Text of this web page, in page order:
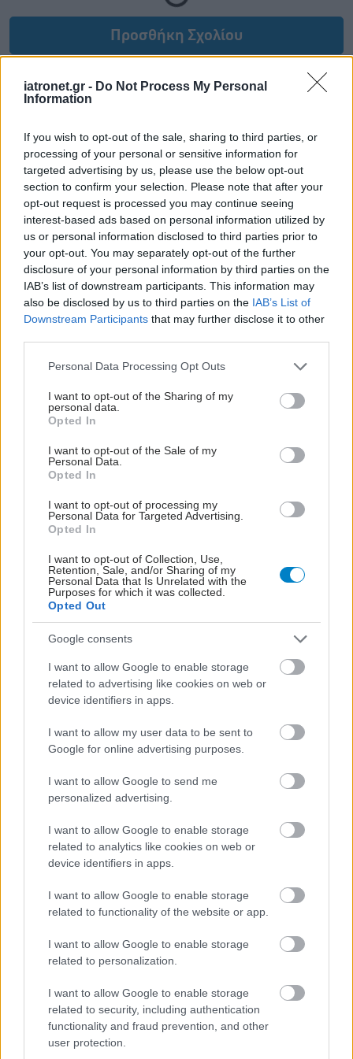
iatronet.gr - Do Not Process My Personal
Information
If you wish to opt-out of the sale, sharing to third parties, or
processing of your personal or sensitive information for
targeted advertising by us, please use the below opt-out
section to confirm your selection. Please note that after your
opt-out request is processed you may continue seeing
interest-based ads based on personal information utilized by
us or personal information disclosed to third parties prior to
your opt-out. You may separately opt-out of the further
disclosure of your personal information by third parties on the
IAB’s list of downstream participants. This information may
also be disclosed by us to third parties on the IAB’s List of
Downstream Participants that may further disclose it to other
Please note that this website/app uses one or more Google
not limited to your visit or usage behaviour. You may click to
grant or deny consent to Google and its third-party tags to
use your data for below specified purposes in below Google
consent section.
Personal Data Processing Opt Outs
I want to opt-out of the Sharing of my
personal data.
Opted In
I want to opt-out of the Sale of my
Personal Data.
Opted In
I want to opt-out of processing my
Personal Data for Targeted Advertising.
Opted In
I want to opt-out of Collection, Use,
Retention, Sale, and/or Sharing of my
Personal Data that Is Unrelated with the
Purposes for which it was collected.
Opted Out
Google consents
I want to allow Google to enable storage
related to advertising like cookies on web or
device identifiers in apps.
I want to allow my user data to be sent to
Google for online advertising purposes.
I want to allow Google to send me
personalized advertising.
I want to allow Google to enable storage
related to analytics like cookies on web or
device identifiers in apps.
I want to allow Google to enable storage
related to functionality of the website or app.
I want to allow Google to enable storage
related to personalization.
I want to allow Google to enable storage
related to security, including authentication
functionality and fraud prevention, and other
user protection.
Προσθήκη Σχολίου
ΣΗΜΕΡΑ ΣΤΟ IATRONET.GR
Οι αλλαγές στο σώμα που θεωρούνται φυσιολογικές